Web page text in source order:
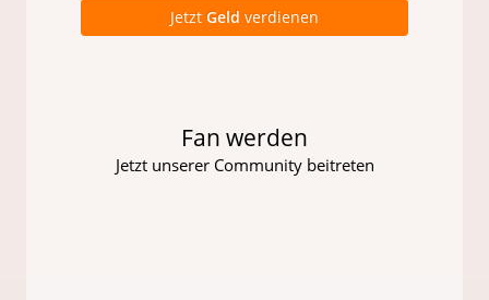
Jetzt Geld verdienen
Fan werden
Jetzt unserer Community beitreten